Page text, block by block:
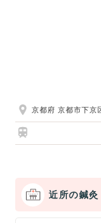
京都府 京都市下京
近所の鍼